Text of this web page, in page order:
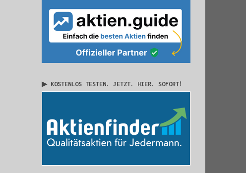
▶ KOSTENLOS TESTEN. JETZT. HIER. SOFORT!